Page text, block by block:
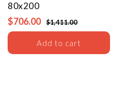
80x200
$706.00 $1,411.00
Add to cart